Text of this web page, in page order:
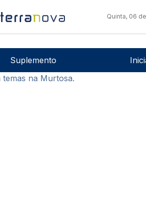
Quinta, 06
Suplemento
na Murtosa.